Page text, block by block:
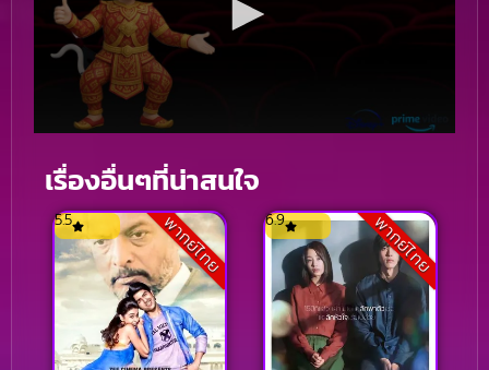
เรื่องอื่นๆที่น่าสนใจ
พากย์ไทย
5.5 พากย์ไทย
6.9